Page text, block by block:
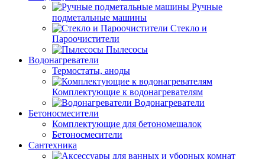
Ручные
подметальные машины
Стекло и
Пароочистители
Пылесосы
Водонагреватели
Термостаты, аноды
Комплектующие к водонагревателям
Водонагреватели
Бетоносмесители
Комплектующие для бетономешалок
Бетоносмесители
Сантехника